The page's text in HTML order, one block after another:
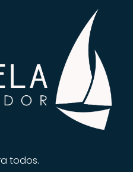
todos.